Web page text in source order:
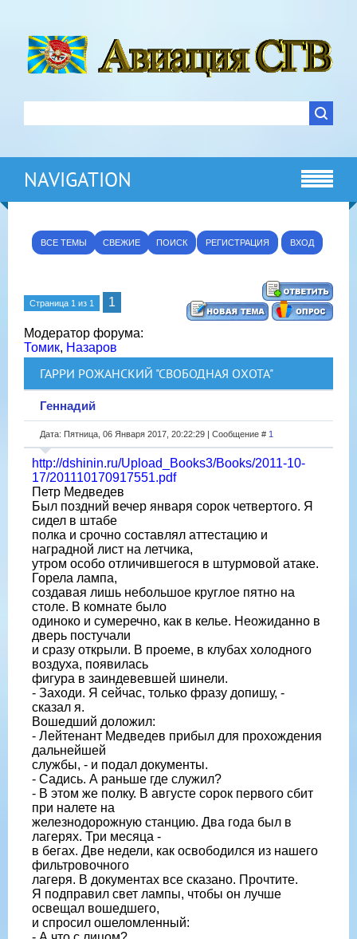
NAVIGATION
ВСЕ ТЕМЫ СВЕЖИЕ ПОИСК РЕГИСТРАЦИЯ ВХОД
Страница 1 из 1 1
Модератор форума:
Томик, Назаров
ГАРРИ РОЖАНСКИЙ "СВОБОДНАЯ ОХОТА"
Геннадий
Дата: Пятница, 06 Января 2017, 20:22:29 | Сообщение # 1
http://dshinin.ru/Upload_Books3/Books/2011-10-
17/201110170917551.pdf
Петр Медведев
Был поздний вечер января сорок четвертого. Я
сидел в штабе
полка и срочно составлял аттестацию и
наградной лист на летчика,
утром особо отличившегося в штурмовой атаке.
Горела лампа,
создавая лишь небольшое круглое пятно на
столе. В комнате было
одиноко и сумеречно, как в келье. Неожиданно в
дверь постучали
и сразу открыли. В проеме, в клубах холодного
воздуха, появилась
фигура в заиндевевшей шинели.
- Заходи. Я сейчас, только фразу допишу, -
сказал я.
Вошедший доложил:
- Лейтенант Медведев прибыл для прохождения
дальнейшей
службы, - и подал документы.
- Садись. А раньше где служил?
- В этом же полку. В августе сорок первого сбит
при налете на
железнодорожную станцию. Два года был в
лагерях. Три месяца -
в бегах. Две недели, как освободился из нашего
фильтровочного
лагеря. В документах все сказано. Прочтите.
Я подправил свет лампы, чтобы он лучше
освещал вошедшего,
и спросил ошеломленный: